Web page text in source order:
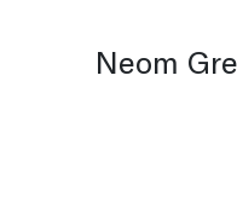
Neom